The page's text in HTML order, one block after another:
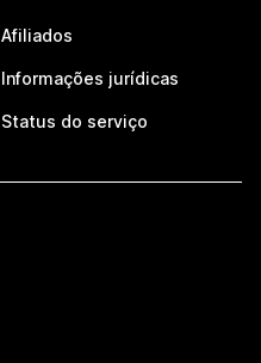
Afiliados
Informações jurídicas
Status do serviço